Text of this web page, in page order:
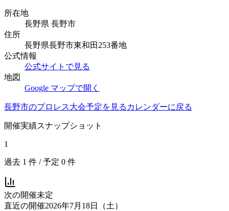
所在地
長野県 長野市
住所
長野県長野市東和田253番地
公式情報
公式サイトで見る
地図
Google マップで開く
長野市のプロレス大会予定を見る カレンダーに戻る
開催実績スナップショット
1
過去 1 件 / 予定 0 件
次の開催未定
直近の開催2026年7月18日（土）